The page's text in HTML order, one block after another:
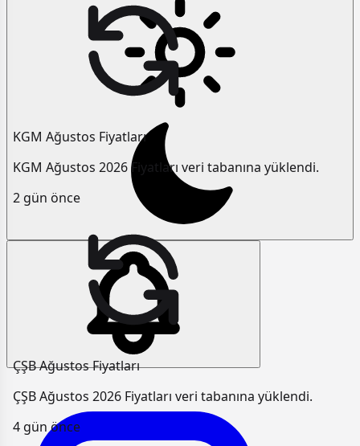
KGM Ağustos Fiyatları
KGM Ağustos 2026 Fiyatları veri tabanına yüklendi.
2 gün önce
ÇŞB Ağustos Fiyatları
ÇŞB Ağustos 2026 Fiyatları veri tabanına yüklendi.
4 gün önce